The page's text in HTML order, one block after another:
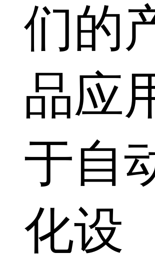
们的
品应
于自
化设